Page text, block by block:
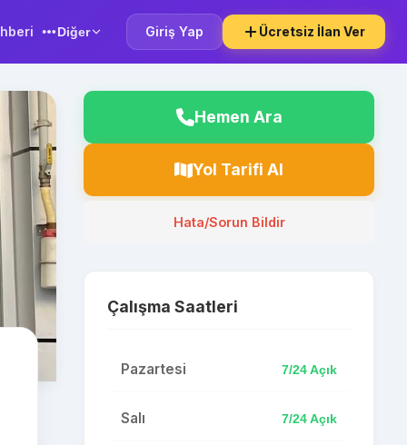
Diğer Giriş Yap Ücretsiz İlan Ver
Hemen Ara
Yol Tarifi Al
Hata/Sorun Bildir
Çalışma Saatleri
Pazartesi 7/24 Açık
Salı 7/24 Açık